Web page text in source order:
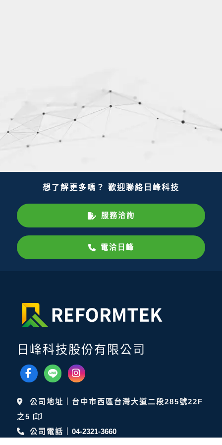
想了解更多嗎？ 歡迎聯絡日峰科技
服務洽詢
電洽日峰
日峰科技股份有限公司
公司地址｜台中市西區台灣大道二段285號22F
之5
公司電話｜ 04-2321-3660